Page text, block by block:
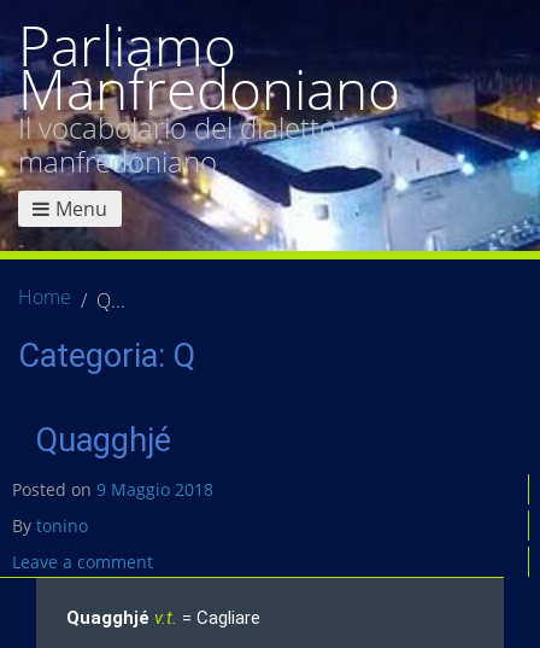
Parliamo
Manfredoniano
Il vocabolario del dialetto
manfredoniano
Menu
Home Q
Categoria: Q
Quagghjé
Posted on 9 Maggio 2018
By tonino
Leave a comment
Quagghjé v.t. = Cagliare